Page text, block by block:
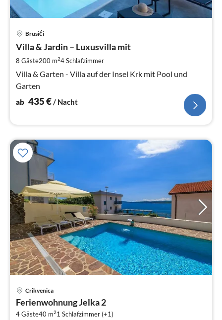
Brusići
Villa & Jardin – Luxusvilla mit
8 Gäste200 m24Schlafzimmer
Villa & Garten - Villa auf der Insel Krk mit Pool und
Garten
ab 435€/ Nacht
Crikvenica
Ferienwohnung Jelka 2
4 Gäste40 m21 Schlafzimmer (+1)